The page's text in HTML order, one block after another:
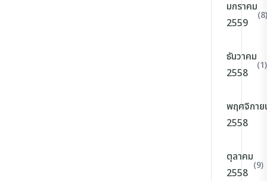
มกราคม
2559
(8)
ธันวาคม
2558
(1)
พฤศจิกาย
2558
ตุลาคม
2558
(9)